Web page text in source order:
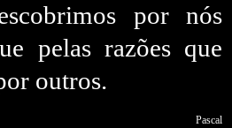
por nós
pelas razões que
outros.
Pascal